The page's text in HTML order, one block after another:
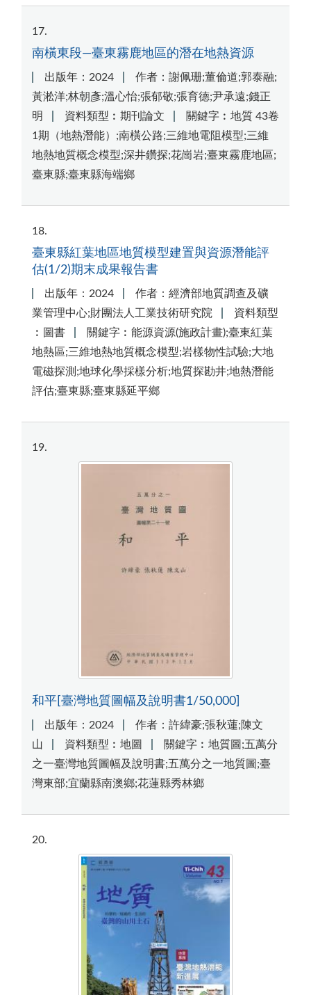
17
南橫東段—臺東霧鹿地區的潛在地熱資源
出版年：2024
作者：謝佩珊;董倫道;郭泰融;
黃淞洋;林朝彥;溫心怡;張郁敬;張育德;尹承遠;錢正
明
資料類型︰期刊論文
關鍵字︰地質 43卷
1期（地熱潛能）;南橫公路;三維地電阻模型;三維
地熱地質概念模型;深井鑽探;花崗岩;臺東霧鹿地區;
臺東縣;臺東縣海端鄉
18
臺東縣紅葉地區地質模型建置與資源潛能評
估(1/2)期末成果報告書
出版年：2024
作者：經濟部地質調查及礦
業管理中心;財團法人工業技術研究院
資料類型
︰圖書
關鍵字︰能源資源(施政計畫);臺東紅葉
地熱區;三維地熱地質概念模型;岩樣物性試驗;大地
電磁探測;地球化學採樣分析;地質探勘井;地熱潛能
評估;臺東縣;臺東縣延平鄉
19
和平[臺灣地質圖幅及說明書1/50,000]
出版年：2024
作者：許緯豪;張秋蓮;陳文
山
資料類型︰地圖
關鍵字︰地質圖;五萬分
之一臺灣地質圖幅及說明書;五萬分之一地質圖;臺
灣東部;宜蘭縣南澳鄉;花蓮縣秀林鄉
20